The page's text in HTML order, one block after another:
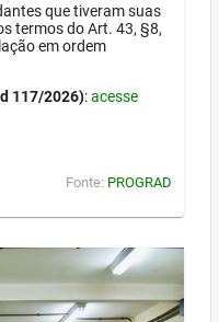
que tiveram suas
termos do Art. 43, §8,
em ordem
117/2026):acesse
Fonte: PROGRAD